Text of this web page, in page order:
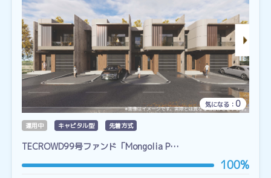
気になる： 0
運用中 キャピタル型 先着方式
TECROWD99号ファンド「Mongolia P…
100%